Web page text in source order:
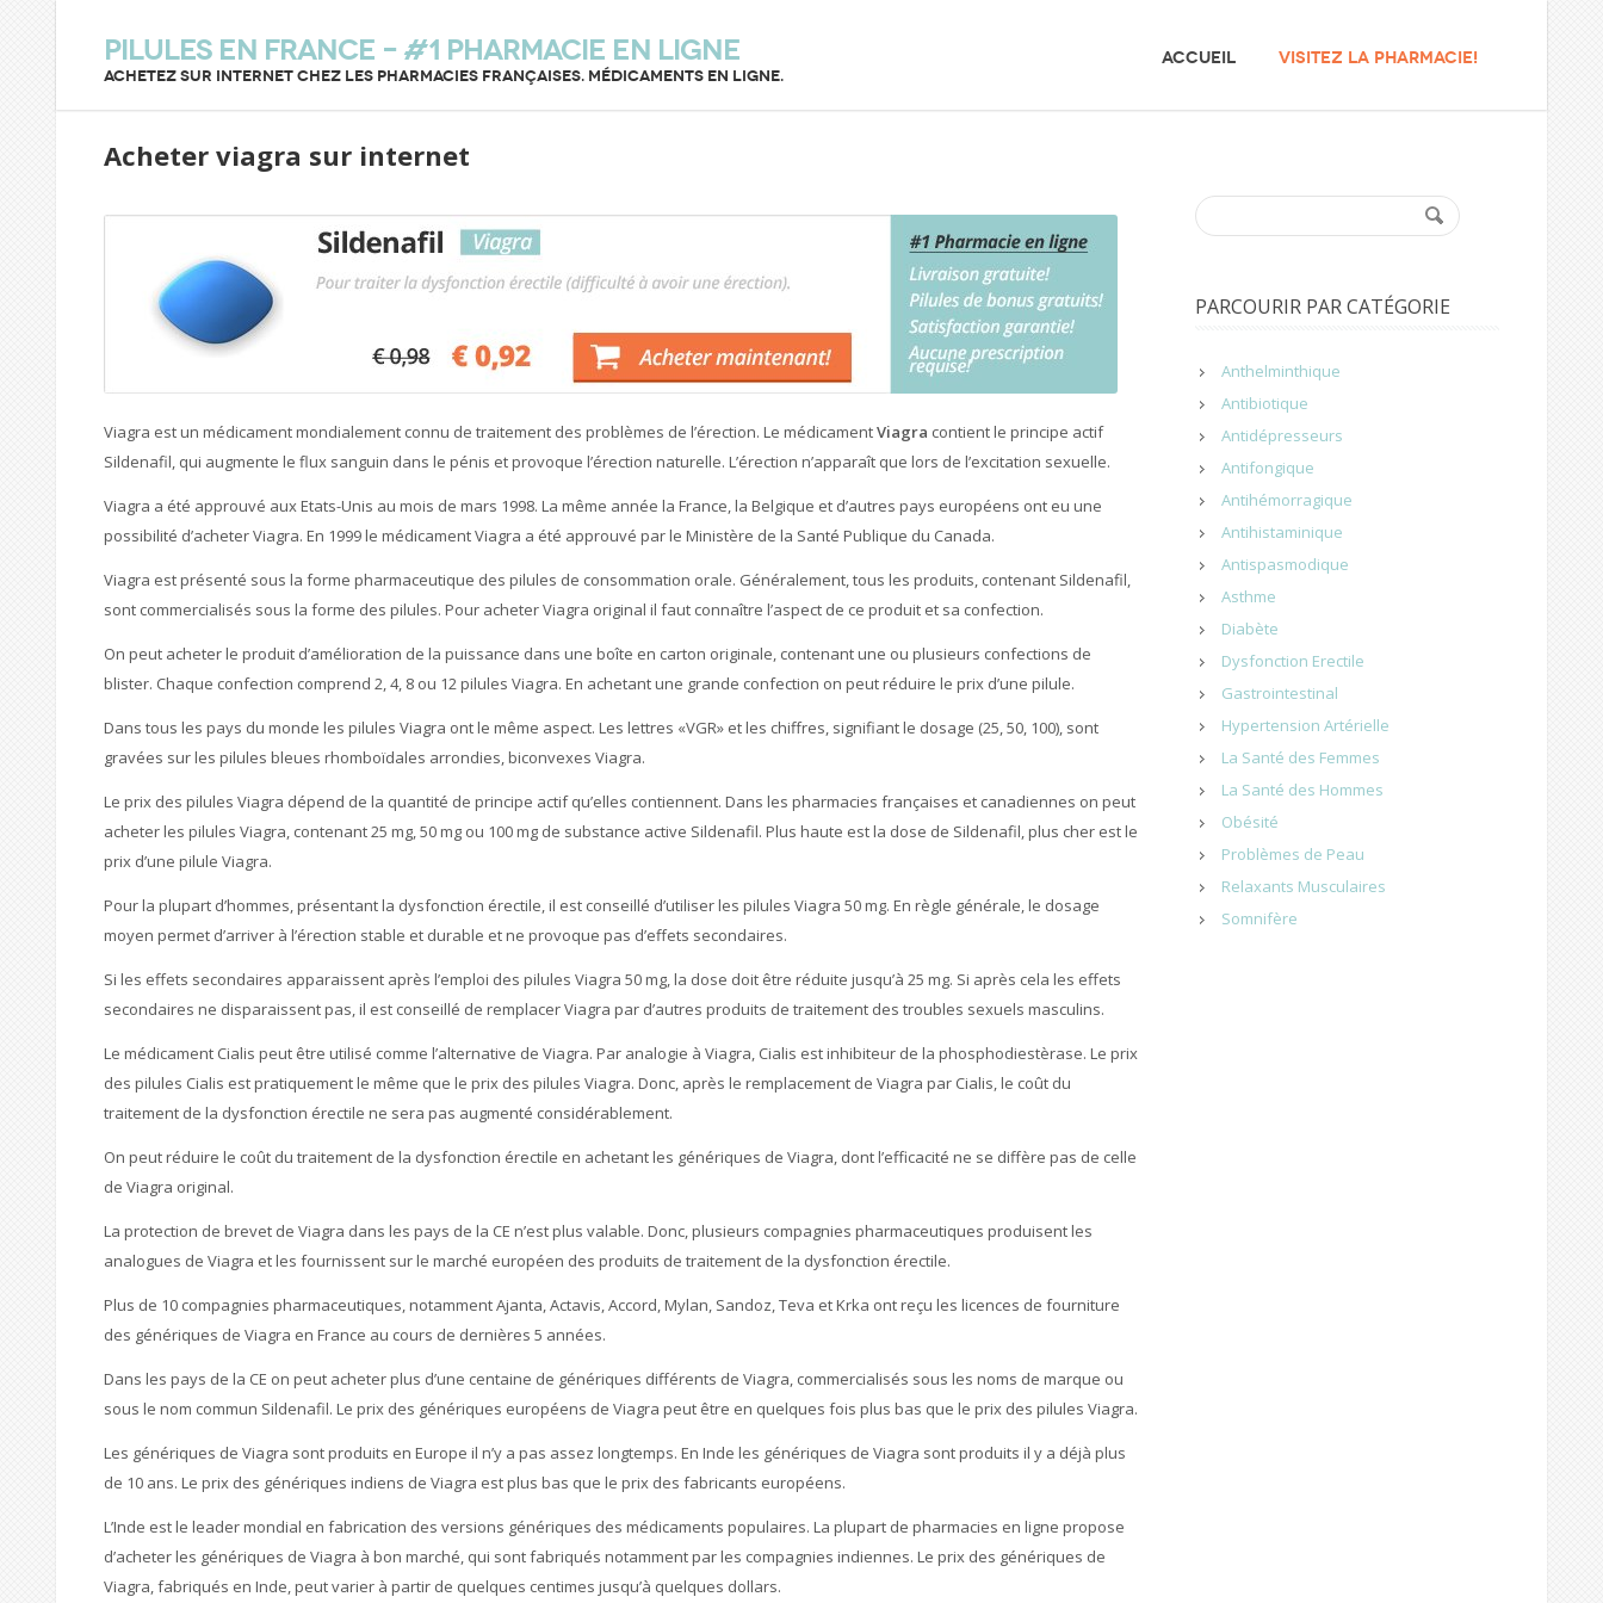
Pilules en France – #1 Pharmacie en ligne
Achetez sur internet chez les pharmacies françaises. Médicaments en ligne.
ACCUEIL VISITEZ LA PHARMACIE!
Acheter viagra sur internet
Viagra est un médicament mondialement connu de traitement des problèmes de l’érection. Le médicamentViagra contient le principe actif
Sildenafil, qui augmente le flux sanguin dans le pénis et provoque l’érection naturelle. L’érection n’apparaît que lors de l’excitation sexuelle.
Viagra a été approuvé aux Etats-Unis au mois de mars 1998. La même année la France, la Belgique et d’autres pays européens ont eu une
possibilité d’acheter Viagra. En 1999 le médicament Viagra a été approuvé par le Ministère de la Santé Publique du Canada.
Viagra est présenté sous la forme pharmaceutique des pilules de consommation orale. Généralement, tous les produits, contenant Sildenafil,
sont commercialisés sous la forme des pilules. Pour acheter Viagra original il faut connaître l’aspect de ce produit et sa confection.
On peut acheter le produit d’amélioration de la puissance dans une boîte en carton originale, contenant une ou plusieurs confections de
blister. Chaque confection comprend 2, 4, 8 ou 12 pilules Viagra. En achetant une grande confection on peut réduire le prix d’une pilule.
Dans tous les pays du monde les pilules Viagra ont le même aspect. Les lettres «VGR» et les chiffres, signifiant le dosage (25, 50, 100), sont
gravées sur les pilules bleues rhomboïdales arrondies, biconvexes Viagra.
Le prix des pilules Viagra dépend de la quantité de principe actif qu’elles contiennent. Dans les pharmacies françaises et canadiennes on peut
acheter les pilules Viagra, contenant 25 mg, 50 mg ou 100 mg de substance active Sildenafil. Plus haute est la dose de Sildenafil, plus cher est le
prix d’une pilule Viagra.
Pour la plupart d’hommes, présentant la dysfonction érectile, il est conseillé d’utiliser les pilules Viagra 50 mg. En règle générale, le dosage
moyen permet d’arriver à l’érection stable et durable et ne provoque pas d’effets secondaires.
Si les effets secondaires apparaissent après l’emploi des pilules Viagra 50 mg, la dose doit être réduite jusqu’à 25 mg. Si après cela les effets
secondaires ne disparaissent pas, il est conseillé de remplacer Viagra par d’autres produits de traitement des troubles sexuels masculins.
Le médicament Cialis peut être utilisé comme l’alternative de Viagra. Par analogie à Viagra, Cialis est inhibiteur de la phosphodiestèrase. Le prix
des pilules Cialis est pratiquement le même que le prix des pilules Viagra. Donc, après le remplacement de Viagra par Cialis, le coût du
traitement de la dysfonction érectile ne sera pas augmenté considérablement.
On peut réduire le coût du traitement de la dysfonction érectile en achetant les génériques de Viagra, dont l’efficacité ne se diffère pas de celle
de Viagra original.
La protection de brevet de Viagra dans les pays de la CE n’est plus valable. Donc, plusieurs compagnies pharmaceutiques produisent les
analogues de Viagra et les fournissent sur le marché européen des produits de traitement de la dysfonction érectile.
Plus de 10 compagnies pharmaceutiques, notamment Ajanta, Actavis, Accord, Mylan, Sandoz, Teva et Krka ont reçu les licences de fourniture
des génériques de Viagra en France au cours de dernières 5 années.
Dans les pays de la CE on peut acheter plus d’une centaine de génériques différents de Viagra, commercialisés sous les noms de marque ou
sous le nom commun Sildenafil. Le prix des génériques européens de Viagra peut être en quelques fois plus bas que le prix des pilules Viagra.
Les génériques de Viagra sont produits en Europe il n’y a pas assez longtemps. En Inde les génériques de Viagra sont produits il y a déjà plus
de 10 ans. Le prix des génériques indiens de Viagra est plus bas que le prix des fabricants européens.
L’Inde est le leader mondial en fabrication des versions génériques des médicaments populaires. La plupart de pharmacies en ligne propose
d’acheter les génériques de Viagra à bon marché, qui sont fabriqués notamment par les compagnies indiennes. Le prix des génériques de
Viagra, fabriqués en Inde, peut varier à partir de quelques centimes jusqu’à quelques dollars.
PARCOURIR PAR CATÉGORIE
Anthelminthique
Antibiotique
Antidépresseurs
Antifongique
Antihémorragique
Antihistaminique
Antispasmodique
Asthme
Diabète
Dysfonction Erectile
Gastrointestinal
Hypertension Artérielle
La Santé des Femmes
La Santé des Hommes
Obésité
Problèmes de Peau
Relaxants Musculaires
Somnifère